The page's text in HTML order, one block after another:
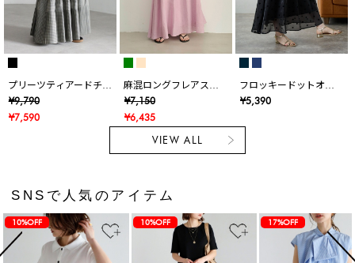
プリーツティアードチ
ェックスカート
¥9,790
¥7,590
麻混ロングフレアスカ
ート
¥7,150
¥6,435
フロッキードットオー
ガンジースカート
¥5,390
VIEW ALL
SNSで人気のアイテム
10%OFF 10%OFF 17%OFF